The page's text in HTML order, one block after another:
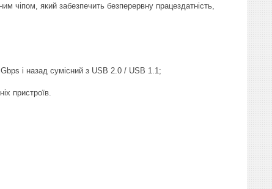
чіпом, який забезпечить безперервну працездатність,
і назад сумісний з USB 2.0 / USB 1.1;
пристроїв.